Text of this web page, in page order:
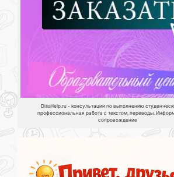
DissHelp.ru - консультации по выполнению
профессиональная работа с текстом, переводы.
сопровождение